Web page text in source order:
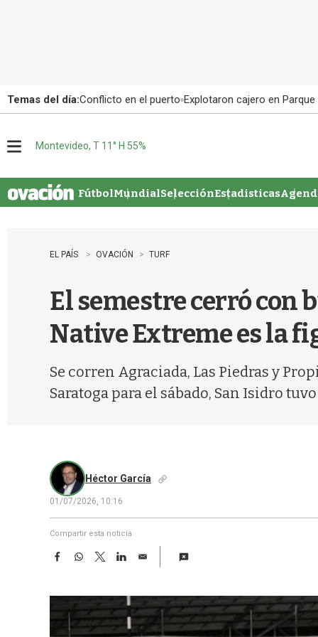
Temas del día:Conflicto en el puerto Explotaron cajero en
u
Montevideo, T 11° H 55%
FútbolMundialSelecciónEstadisticas
EL PAÍS OVACIÓN TURF
El semestre cerró con
Native Extreme es la
Se corren Agraciada, Las Piedras y
Saratoga para el sábado, San Isidro
Héctor García
01/07/2026, 10:16
Compartir esta noticia
F
e
b
W
t
s
A
T
w
t
t
e
L
k
e
d
E
i
l